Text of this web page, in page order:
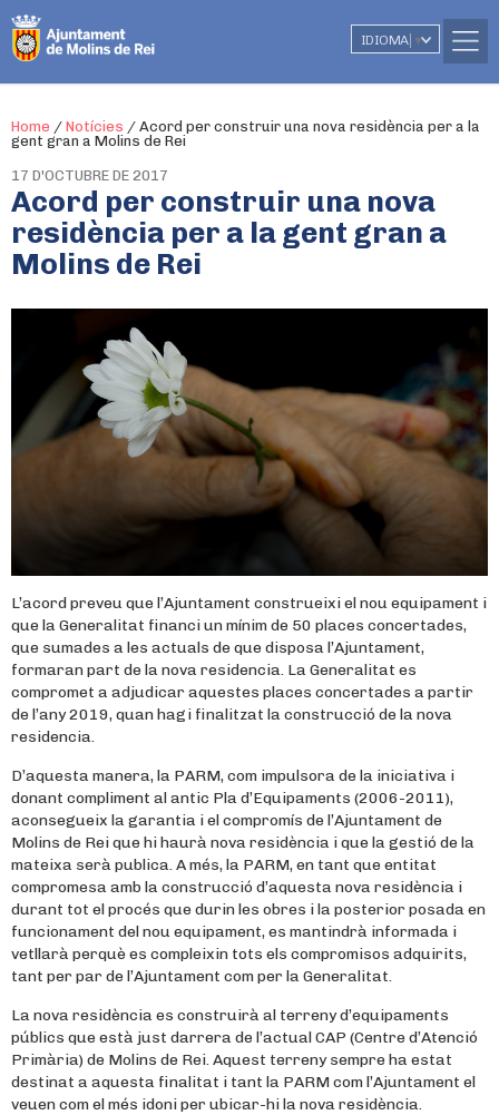
IDIOMA ▼
Home / Notícies / Acord per construir una nova residència per a la
gent gran a Molins de Rei
17 D'OCTUBRE DE 2017
Acord per construir una nova
residència per a la gent gran a
Molins de Rei
L’acord preveu que l’Ajuntament construeixi el nou equipament i
que la Generalitat financi un mínim de 50 places concertades,
que sumades a les actuals de que disposa l’Ajuntament,
formaran part de la nova residencia. La Generalitat es
compromet a adjudicar aquestes places concertades a partir
de l’any 2019, quan hagi finalitzat la construcció de la nova
residencia.
D’aquesta manera, la PARM, com impulsora de la iniciativa i
donant compliment al antic Pla d’Equipaments (2006-2011),
aconsegueix la garantia i el compromís de l’Ajuntament de
Molins de Rei que hi haurà nova residència i que la gestió de la
mateixa serà publica. A més, la PARM, en tant que entitat
compromesa amb la construcció d’aquesta nova residència i
durant tot el procés que durin les obres i la posterior posada en
funcionament del nou equipament, es mantindrà informada i
vetllarà perquè es compleixin tots els compromisos adquirits,
tant per par de l’Ajuntament com per la Generalitat.
La nova residència es construirà al terreny d’equipaments
públics que està just darrera de l’actual CAP (Centre d’Atenció
Primària) de Molins de Rei. Aquest terreny sempre ha estat
destinat a aquesta finalitat i tant la PARM com l’Ajuntament el
veuen com el més idoni per ubicar-hi la nova residència.